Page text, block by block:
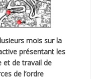
mois sur la
présentant les
et de travail de
de l’ordre